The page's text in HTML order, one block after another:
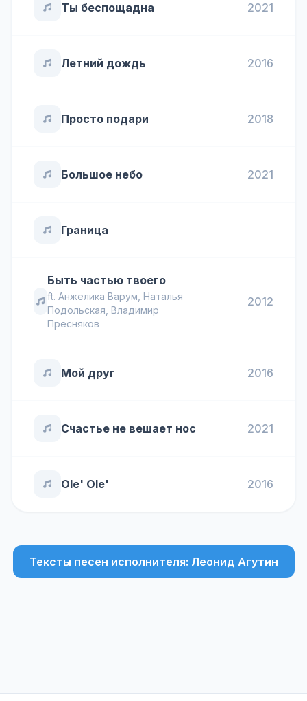
Ты беспощадна 2021
Летний дождь 2016
Просто подари 2018
Большое небо 2021
Граница
Быть частью твоего
ft.Анжелика Варум ,Наталья
Подольская ,Владимир
Пресняков
2012
Мой друг 2016
Счастье не вешает нос 2021
Ole' Ole' 2016
Тексты песен исполнителя: Леонид Агутин